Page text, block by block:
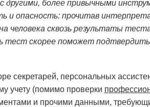
другими, более привычными
и опасность: прочитав
сквозь результаты
тест скорее поможет
секретарей, персональных
учету (помимо проверки
и прочими данными,